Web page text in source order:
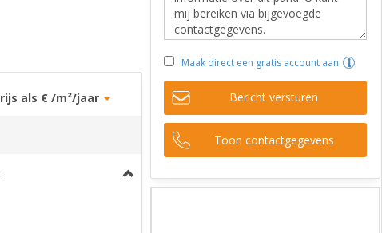
als € /m²/jaar
Maak direct een gratis account aan
Bericht versturen
Toon contactgegevens